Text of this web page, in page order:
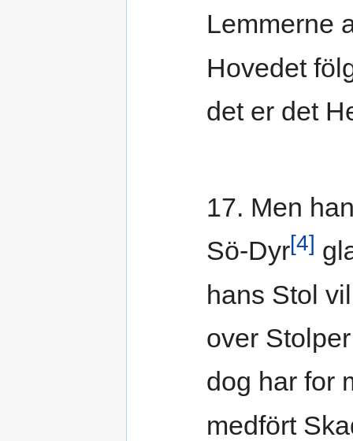
Lemmerne
Hovedet
det er det
17. Men
Sö-Dyr[4]
hans Stol
over
dog har for
medfört